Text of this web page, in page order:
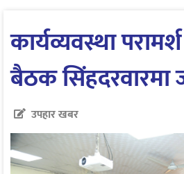
कार्यव्यवस्था
बैठक सिंहदरवारमा
उपहार खबर